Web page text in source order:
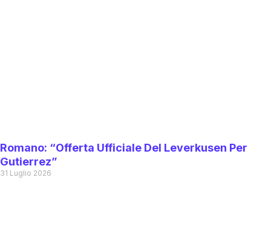
Romano: “Offerta Ufficiale Del Leverkusen Per
Gutierrez”
31 Luglio 2026